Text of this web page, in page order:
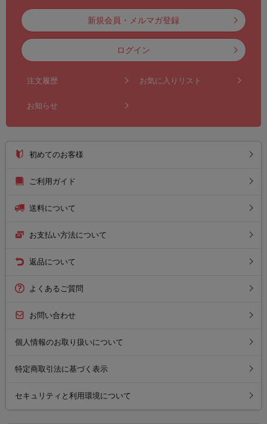
新規会員・メルマガ登録
ログイン
注文履歴 お気に入りリスト
お知らせ
初めてのお客様
ご利用ガイド
送料について
お支払い方法について
返品について
よくあるご質問
お問い合わせ
個人情報のお取り扱いについて
特定商取引法に基づく表示
セキュリティと利用環境について